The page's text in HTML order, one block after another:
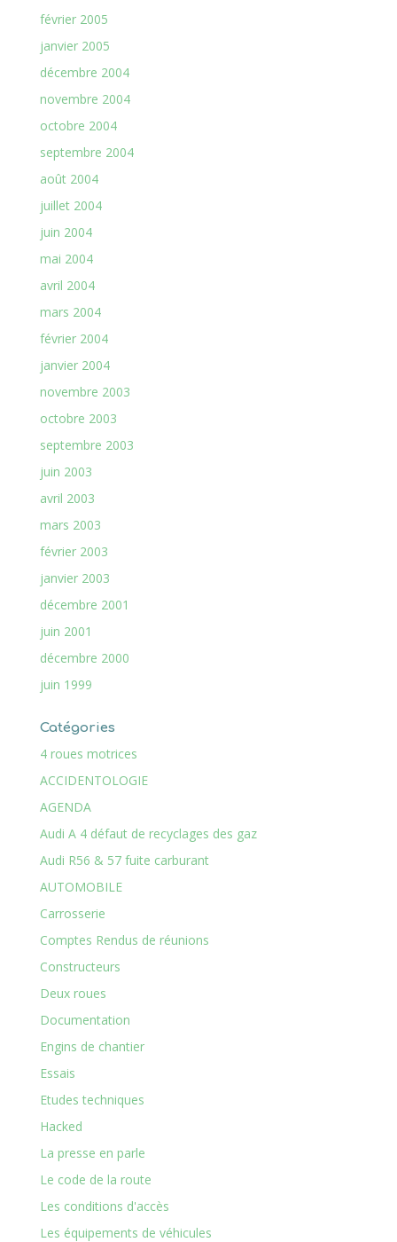
février 2005
janvier 2005
décembre 2004
novembre 2004
octobre 2004
septembre 2004
août 2004
juillet 2004
juin 2004
mai 2004
avril 2004
mars 2004
février 2004
janvier 2004
novembre 2003
octobre 2003
septembre 2003
juin 2003
avril 2003
mars 2003
février 2003
janvier 2003
décembre 2001
juin 2001
décembre 2000
juin 1999
Catégories
4 roues motrices
ACCIDENTOLOGIE
AGENDA
Audi A 4 défaut de recyclages des gaz
Audi R56 & 57 fuite carburant
AUTOMOBILE
Carrosserie
Comptes Rendus de réunions
Constructeurs
Deux roues
Documentation
Engins de chantier
Essais
Etudes techniques
Hacked
La presse en parle
Le code de la route
Les conditions d'accès
Les équipements de véhicules